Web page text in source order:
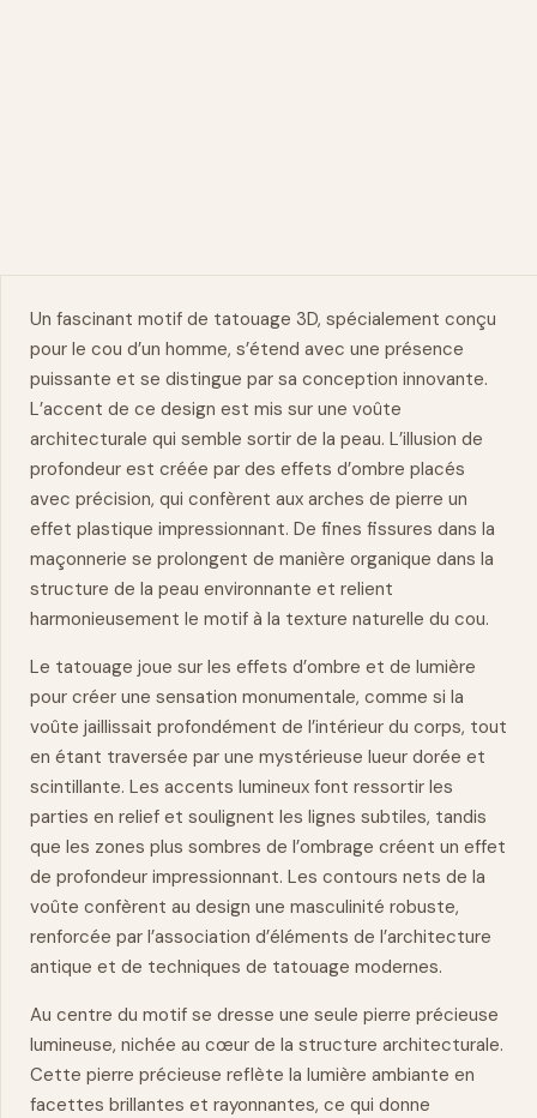
Un fascinant motif de tatouage 3D, spécialement conçu
pour le cou d’un homme, s’étend avec une présence
puissante et se distingue par sa conception innovante.
L’accent de ce design est mis sur une voûte
architecturale qui semble sortir de la peau. L’illusion de
profondeur est créée par des effets d’ombre placés
avec précision, qui confèrent aux arches de pierre un
effet plastique impressionnant. De fines fissures dans la
maçonnerie se prolongent de manière organique dans la
structure de la peau environnante et relient
harmonieusement le motif à la texture naturelle du cou.
Le tatouage joue sur les effets d’ombre et de lumière
pour créer une sensation monumentale, comme si la
voûte jaillissait profondément de l’intérieur du corps, tout
en étant traversée par une mystérieuse lueur dorée et
scintillante. Les accents lumineux font ressortir les
parties en relief et soulignent les lignes subtiles, tandis
que les zones plus sombres de l’ombrage créent un effet
de profondeur impressionnant. Les contours nets de la
voûte confèrent au design une masculinité robuste,
renforcée par l’association d’éléments de l’architecture
antique et de techniques de tatouage modernes.
Au centre du motif se dresse une seule pierre précieuse
lumineuse, nichée au cœur de la structure architecturale.
Cette pierre précieuse reflète la lumière ambiante en
facettes brillantes et rayonnantes, ce qui donne